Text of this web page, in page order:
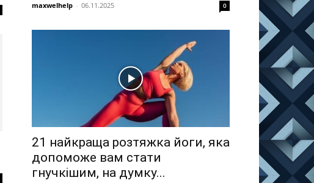
maxwelhelp - 06.11.2025 0
21 найкраща розтяжка йоги, яка
допоможе вам стати
гнучкішим, на думку...